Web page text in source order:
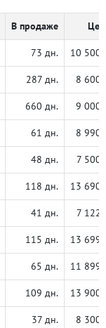
В продаже
73 дн. 10 500
287 дн. 8 600
660 дн. 9 000
61 дн. 8 990
48 дн. 7 500
118 дн. 13 690
41 дн. 7 122
115 дн. 13 699
65 дн. 11 899
109 дн. 13 900
37 дн. 8 300